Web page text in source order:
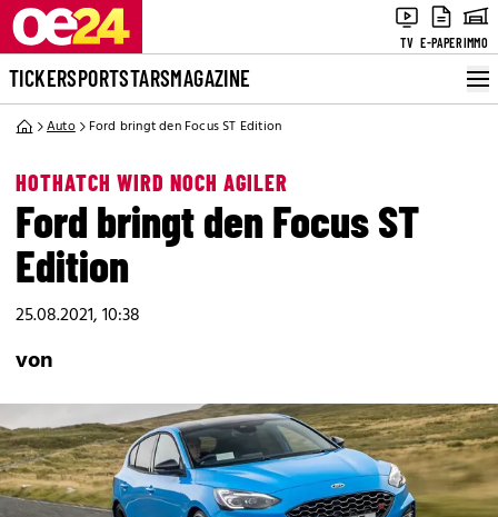
TV E-PAPERIMMO
TICKERSPORTSTARSMAGAZINE
Auto Ford bringt den Focus ST Edition
HOTHATCH WIRD NOCH AGILER
Ford bringt den Focus ST
Edition
25.08.2021, 10:38
von